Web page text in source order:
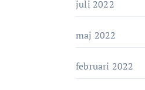
juli 2022
maj 2022
februari 2022